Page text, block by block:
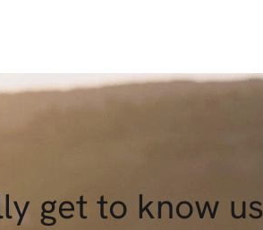
get to know